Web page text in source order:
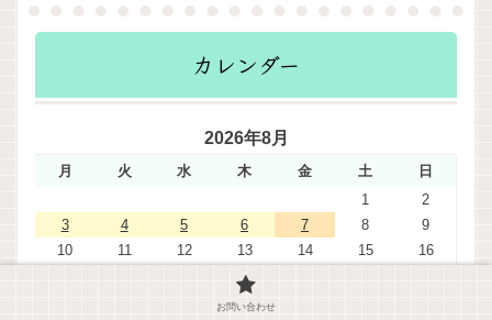
カレンダー
2026年8月
月 火 水 木 金 土
日
1
2
3
4 5 6 7 8
9
10
11 12 13 14 15
16
20
27
お問い合わせ